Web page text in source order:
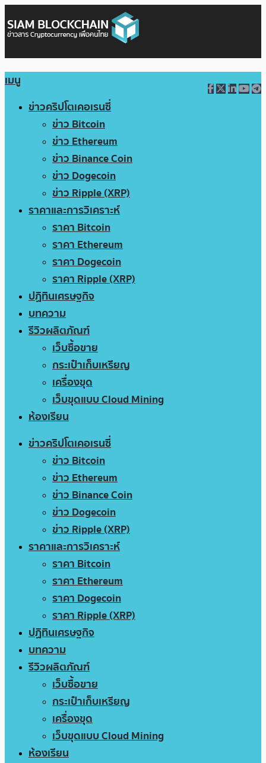
เมนู
ข่าวคริปโตเคอเรนซี่
ข่าว Bitcoin
ข่าว Ethereum
ข่าว Binance Coin
ข่าว Dogecoin
ข่าว Ripple (XRP)
ราคาและการวิเคราะห์
ราคา Bitcoin
ราคา Ethereum
ราคา Dogecoin
ราคา Ripple (XRP)
ปฏิทินเศรษฐกิจ
บทความ
รีวิวผลิตภัณฑ์
เว็บซื้อขาย
กระเป๋าเก็บเหรียญ
เครื่องขุด
เว็บขุดแบบ Cloud Mining
ห้องเรียน
ข่าวคริปโตเคอเรนซี่
ข่าว Bitcoin
ข่าว Ethereum
ข่าว Binance Coin
ข่าว Dogecoin
ข่าว Ripple (XRP)
ราคาและการวิเคราะห์
ราคา Bitcoin
ราคา Ethereum
ราคา Dogecoin
ราคา Ripple (XRP)
ปฏิทินเศรษฐกิจ
บทความ
รีวิวผลิตภัณฑ์
เว็บซื้อขาย
กระเป๋าเก็บเหรียญ
เครื่องขุด
เว็บขุดแบบ Cloud Mining
ห้องเรียน